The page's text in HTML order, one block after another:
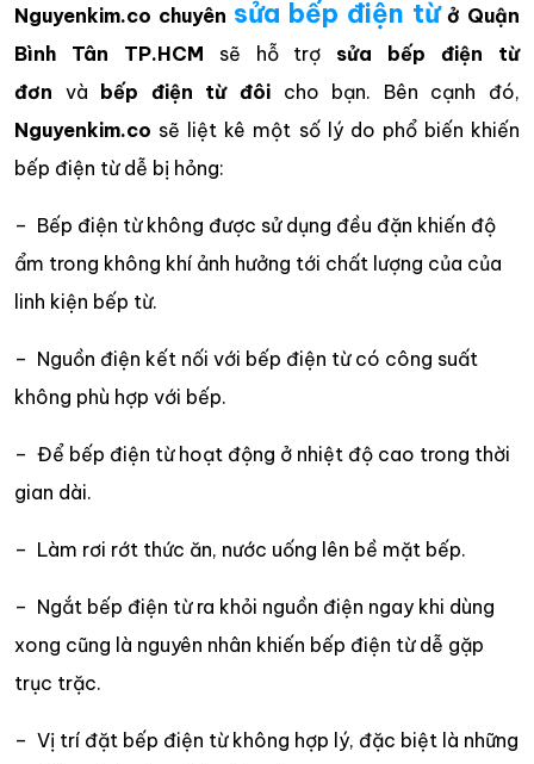
Nguyenkim.co chuyên sửa bếp điện từở Quận
Bình Tân TP.HCM sẽ hỗ trợ sửa bếp điện từ
đơn và bếp điện từ đôi cho bạn. Bên cạnh đó,
Nguyenkim.co sẽ liệt kê một số lý do phổ biến khiến
bếp điện từ dễ bị hỏng:
– Bếp điện từ không được sử dụng đều đặn khiến độ
ẩm trong không khí ảnh hưởng tới chất lượng của của
linh kiện bếp từ.
– Nguồn điện kết nối với bếp điện từ có công suất
không phù hợp với bếp.
– Để bếp điện từ hoạt động ở nhiệt độ cao trong thời
gian dài.
– Làm rơi rớt thức ăn, nước uống lên bề mặt bếp.
– Ngắt bếp điện từ ra khỏi nguồn điện ngay khi dùng
xong cũng là nguyên nhân khiến bếp điện từ dễ gặp
trục trặc.
– Vị trí đặt bếp điện từ không hợp lý, đặc biệt là những